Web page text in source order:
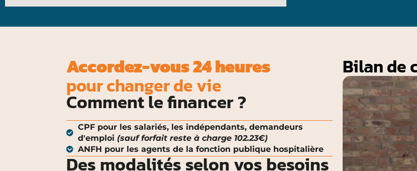
Accordez-vous 24 heures
pour changer de vie
Comment le financer ?
CPF pour les salariés, les indépendants, demandeurs
d'emploi (sauf forfait reste à charge 102.23€)
ANFH pour les agents de la fonction publique hospitalière
Des modalités selon vos besoins
Bilan de